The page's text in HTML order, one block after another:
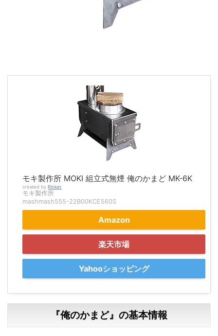
モキ製作所 MOKI 組立式無煙 俺のかまど MK-6K
created by Rinker
モキ製作所
mashmash555-22B00KCE560S
Amazon
楽天市場
Yahooショッピング
『俺のかまど』の基本情報